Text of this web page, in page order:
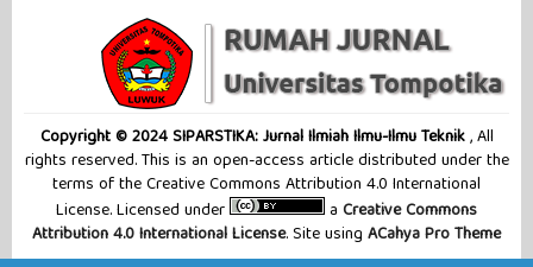
Copyright © 2024 SIPARSTIKA: Jurnal Ilmiah Ilmu-Ilmu Teknik, All
rights reserved. This is an open-access article distributed under the
terms of the Creative Commons Attribution 4.0 International
License. Licensed under
a Creative Commons
Attribution 4.0 International License. Site using ACahya Pro Theme